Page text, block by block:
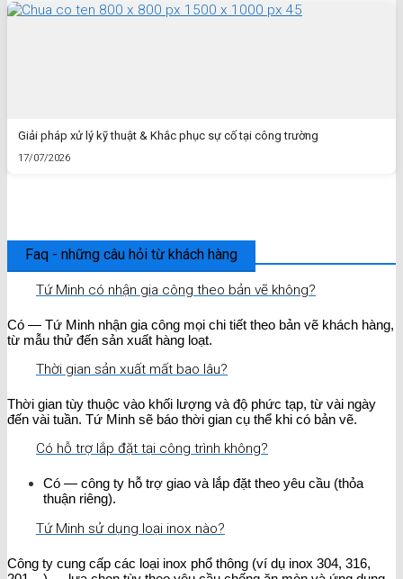
Giải pháp xử lý kỹ thuật & Khắc phục sự cố tại công trường
17/07/2026
Faq - những câu hỏi từ khách hàng
Tứ Minh có nhận gia công theo bản vẽ không?
Có — Tứ Minh nhận gia công mọi chi tiết theo bản vẽ khách hàng,
từ mẫu thử đến sản xuất hàng loạt.
Thời gian sản xuất mất bao lâu?
Thời gian tùy thuộc vào khối lượng và độ phức tạp, từ vài ngày
đến vài tuần. Tứ Minh sẽ báo thời gian cụ thể khi có bản vẽ.
Có hỗ trợ lắp đặt tại công trình không?
Có — công ty hỗ trợ giao và lắp đặt theo yêu cầu (thỏa
thuận riêng).
Tứ Minh sử dụng loại inox nào?
Công ty cung cấp các loại inox phổ thông (ví dụ inox 304, 316,